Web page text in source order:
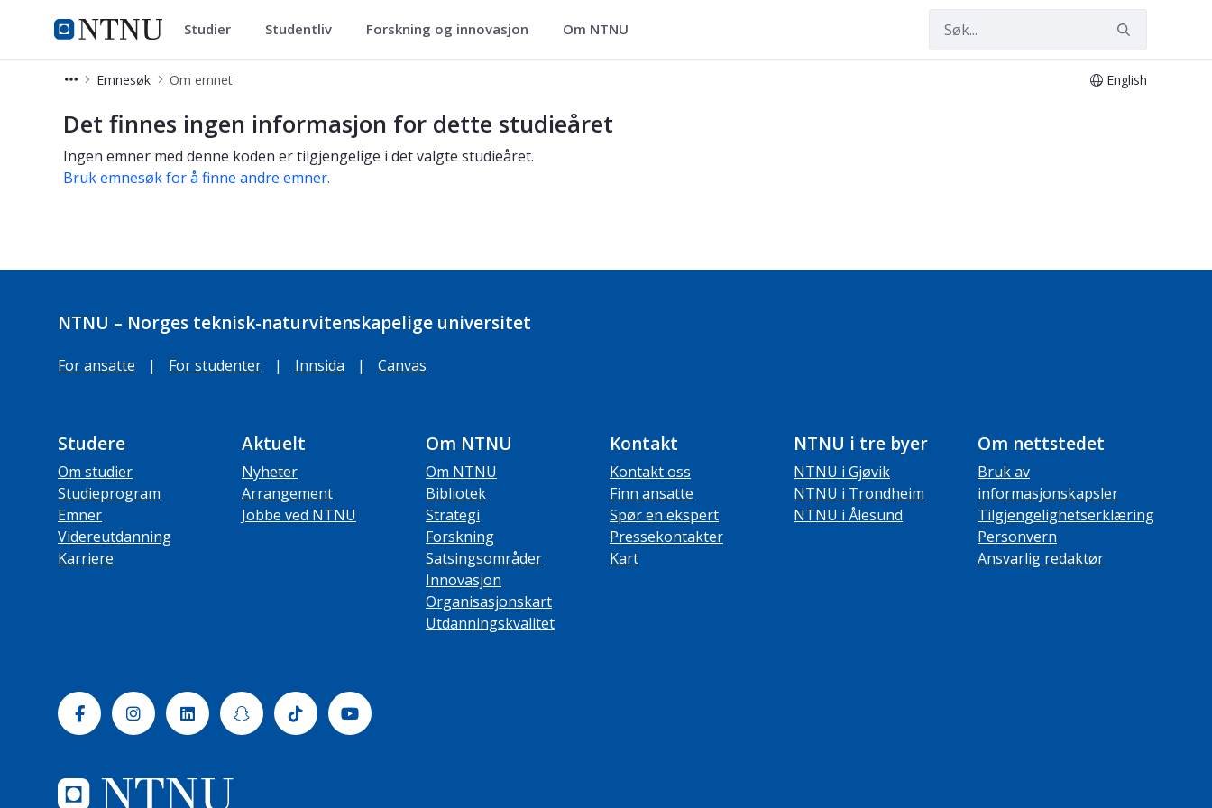
NTNU Hjemmeside
Studier Studier Studentliv Forskning og innovasjon Om NTNU
Emnesøk Om emnet English
Om emnetDet finnes ingen informasjon for dette studieåret
Ingen emner med denne koden er tilgjengelige i det valgte studieåret.
Bruk emnesøk for å finne andre emner.
NTNU – Norges teknisk-naturvitenskapelige universitet
For ansatte | For studenter | Innsida | Canvas
Studere
Om studier
Studieprogram
Emner
Videreutdanning
Karriere
Aktuelt
Nyheter
Arrangement
Jobbe ved NTNU
Om NTNU
Om NTNU
Bibliotek
Strategi
Forskning
Satsingsområder
Innovasjon
Organisasjonskart
Utdanningskvalitet
Kontakt
Kontakt oss
Finn ansatte
Spør en ekspert
Pressekontakter
Kart
NTNU i tre byer
NTNU i Gjøvik
NTNU i Trondheim
NTNU i Ålesund
Om nettstedet
Bruk av
informasjonskapsler
Tilgjengelighetserklæring
Personvern
Ansvarlig redaktør
FacebookInstagramLinkedinSnapchatTiktok Youtube